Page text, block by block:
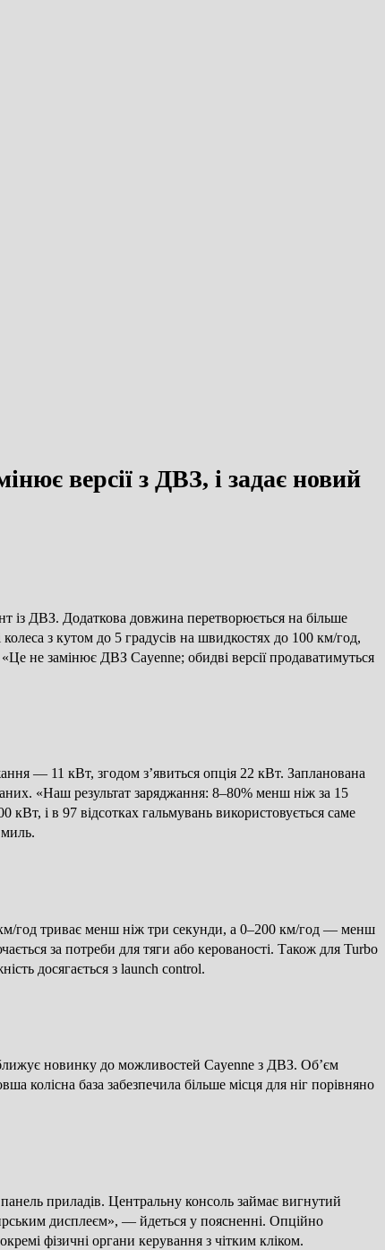
версії з ДВЗ, і задає новий
із ДВЗ. Додаткова довжина перетворюється на більше
з кутом до 5 градусів на швидкостях до 100 км/год,
не замінює ДВЗ Cayenne; обидві версії продаватимуться
— 11 кВт, згодом з’явиться опція 22 кВт. Запланована
«Наш результат заряджання: 8–80% менш ніж за 15
і в 97 відсотках гальмувань використовується саме
км/год триває менш ніж три секунди, а 0–200 км/год — менш
за потреби для тяги або керованості. Також для Turbo
досягається з launch control.
новинку до можливостей Cayenne з ДВЗ. Об’єм
колісна база забезпечила більше місця для ніг порівняно
приладів. Центральну консоль займає вигнутий
дисплеєм», — йдеться у поясненні. Опційно
фізичні органи керування з чітким кліком.